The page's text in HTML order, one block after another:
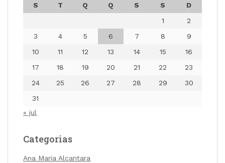
S T Q Q S S
D
1
2
3
4 5 6 7 8
9
10
11 12 13 14 15
16
17
18 19 20 21 22
23
24
25 26 27 28 29
30
31
« jul
Categorias
Ana Maria Alcantara